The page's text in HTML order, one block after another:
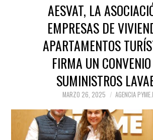
AESVAT, LA
EMPRESAS DE
APARTAMENTOS
FIRMA UN
SUMINISTROS
MARZO 26, 2025 AGENCIA